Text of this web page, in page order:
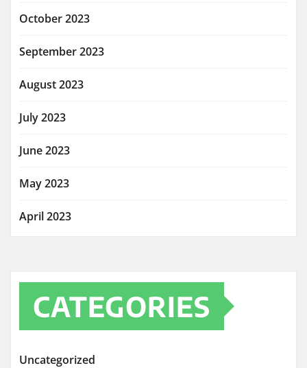
October 2023
September 2023
August 2023
July 2023
June 2023
May 2023
April 2023
CATEGORIES
Uncategorized